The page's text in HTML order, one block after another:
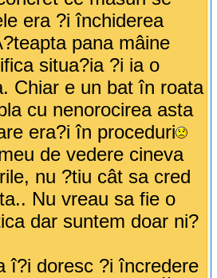
era ?i închiderea
pana mâine
situa?ia ?i ia o
Chiar e un bat în roata
cu nenorocirea asta
era?i în proceduri
de vedere cineva
nu ?tiu cât sa cred
Nu vreau sa fie o
dar suntem doar ni?
î?i doresc ?i încredere